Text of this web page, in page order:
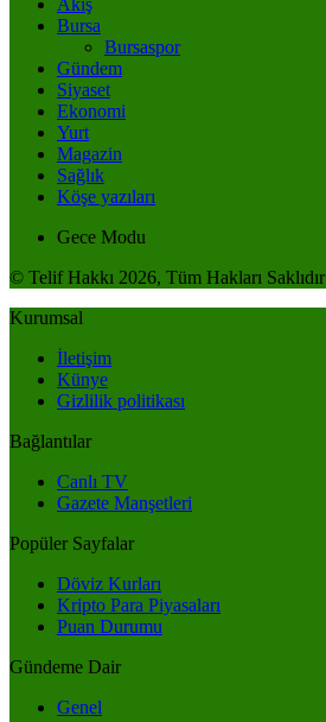
Bursa
Bursaspor
Gündem
Siyaset
Ekonomi
Yurt
Magazin
Sağlık
Köşe yazıları
Gece Modu
© Telif Hakkı 2026, Tüm Hakları Saklıdır
Kurumsal
İletişim
Künye
Gizlilik politikası
Bağlantılar
Canlı TV
Gazete Manşetleri
Popüler Sayfalar
Döviz Kurları
Kripto Para Piyasaları
Puan Durumu
Gündeme Dair
Genel